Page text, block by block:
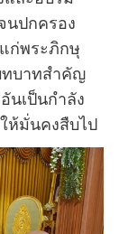
นปกครอง
ก่พระภิกษุ
ทบาทสำคัญ
นเป็นกำลัง
ห้มั่นคงสืบไป